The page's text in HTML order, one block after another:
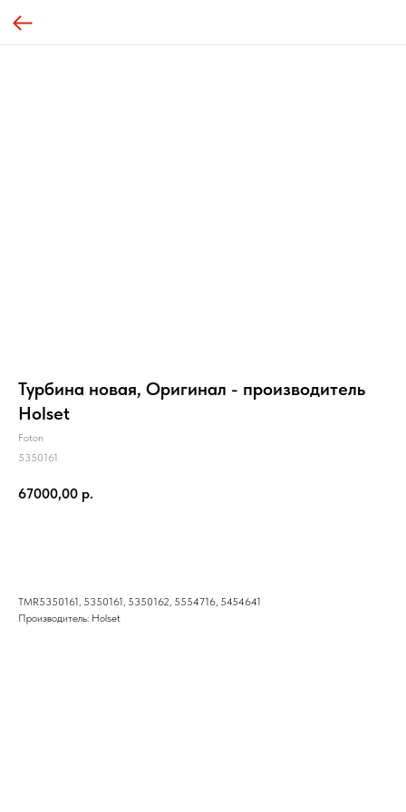
Турбина новая, Оригинал - производитель
Holset
Foton
5350161
67000,00 р.
TMR5350161, 5350161, 5350162, 5554716, 5454641
Производитель: Holset